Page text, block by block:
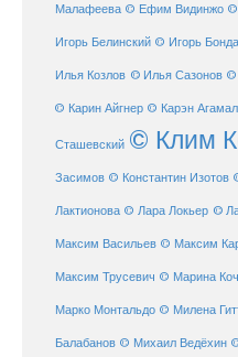
Малафеева © Ефим Видинжо ©
Игорь Белинский © Игорь
Илья Козлов © Илья Сазонов ©
© Карин Айгнер © Карэн
Сташевский © Клим
Засимов © Константин Изотов
Лактионова © Лара Локьер ©
Максим Васильев © Максим
Максим Трусевич © Марина
Марко Монтальдо © Милена
Балабанов © Михаил Ведёхин